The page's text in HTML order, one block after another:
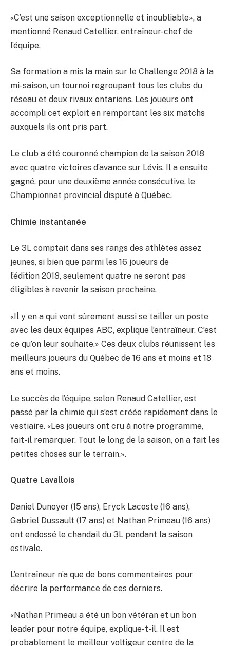
«C’est une saison exceptionnelle et inoubliable», a
mentionné Renaud Catellier, entraîneur-chef de
l’équipe.
Sa formation a mis la main sur le Challenge 2018 à la
mi-saison, un tournoi regroupant tous les clubs du
réseau et deux rivaux ontariens. Les joueurs ont
accompli cet exploit en remportant les six matchs
auxquels ils ont pris part.
Le club a été couronné champion de la saison 2018
avec quatre victoires d’avance sur Lévis. Il a ensuite
gagné, pour une deuxième année consécutive, le
Championnat provincial disputé à Québec.
Chimie instantanée
Le 3L comptait dans ses rangs des athlètes assez
jeunes, si bien que parmi les 16 joueurs de
l’édition 2018, seulement quatre ne seront pas
éligibles à revenir la saison prochaine.
«Il y en a qui vont sûrement aussi se tailler un poste
avec les deux équipes ABC, explique l’entraîneur. C’est
ce qu’on leur souhaite.» Ces deux clubs réunissent les
meilleurs joueurs du Québec de 16 ans et moins et 18
ans et moins.
Le succès de l’équipe, selon Renaud Catellier, est
passé par la chimie qui s’est créée rapidement dans le
vestiaire. «Les joueurs ont cru à notre programme,
fait-il remarquer. Tout le long de la saison, on a fait les
petites choses sur le terrain.».
Quatre Lavallois
Daniel Dunoyer (15 ans), Eryck Lacoste (16 ans),
Gabriel Dussault (17 ans) et Nathan Primeau (16 ans)
ont endossé le chandail du 3L pendant la saison
estivale.
L’entraîneur n’a que de bons commentaires pour
décrire la performance de ces derniers.
«Nathan Primeau a été un bon vétéran et un bon
leader pour notre équipe, explique-t-il. Il est
probablement le meilleur voltigeur centre de la